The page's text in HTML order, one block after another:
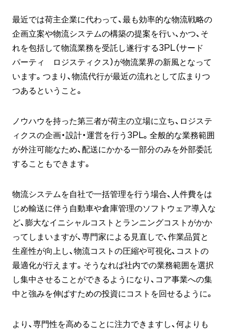
最近では荷主企業に代わって、最も効率的な物流戦略の
企画立案や物流システムの構築の提案を行い、かつ、そ
れを包括して物流業務を受託し遂行する3PL（サード
パーティ ロジスティクス）が物流業界の新風となって
います。つまり、物流代行が最近の流れとして広まりつ
つあるということ。
ノウハウを持った第三者が荷主の立場に立ち、ロジステ
ィクスの企画・設計・運営を行う3PL。全般的な業務範囲
が外注可能なため、配送にかかる一部分のみを外部委託
することもできます。
物流システムを自社で一括管理を行う場合、人件費をは
じめ輸送に伴う自動車や倉庫管理のソフトウェア導入な
ど、膨大なイニシャルコストとランニングコストがかか
ってしまいますが、専門家による見直しで、作業品質と
生産性が向上し、物流コストの圧縮や可視化、コストの
最適化が行えます。そうなれば社内での業務範囲を選択
し集中させることができるようになり、コア事業への集
中と強みを伸ばすための投資にコストを回せるように。
より、専門性を高めることに注力できますし、何よりも